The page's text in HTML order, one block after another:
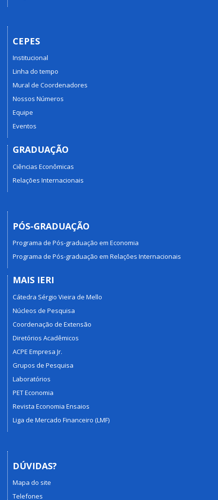
CEPES
Institucional
Linha do tempo
Mural de Coordenadores
Nossos Números
Equipe
Eventos
GRADUAÇÃO
Ciências Econômicas
Relações Internacionais
PÓS-GRADUAÇÃO
Programa de Pós-graduação em Economia
Programa de Pós-graduação em Relações Internacionais
MAIS IERI
Cátedra Sérgio Vieira de Mello
Núcleos de Pesquisa
Coordenação de Extensão
Diretórios Acadêmicos
ACPE Empresa Jr.
Grupos de Pesquisa
Laboratórios
PET Economia
Revista Economia Ensaios
Liga de Mercado Financeiro (LMF)
DÚVIDAS?
Mapa do site
Telefones